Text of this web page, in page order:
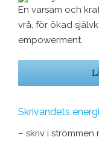
En varsam och
vrå, för ökad
empowerment.
Skrivandets energi
– skriv i